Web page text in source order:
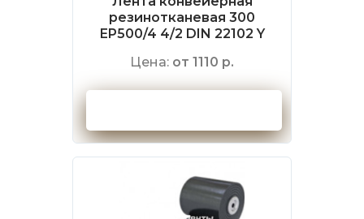
резинотканевая 300
EP500/4 4/2 DIN 22102 Y
Цена: от 1110 р.